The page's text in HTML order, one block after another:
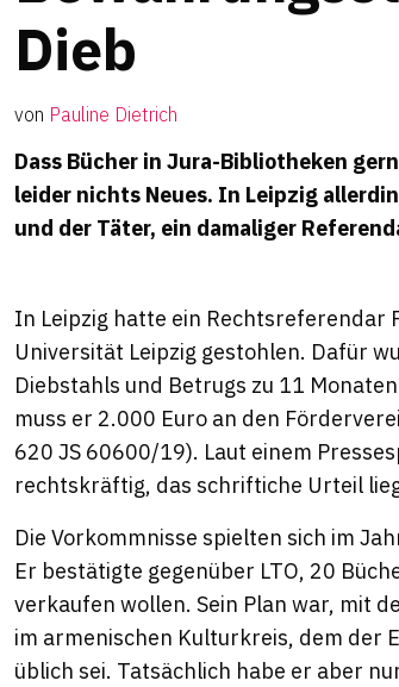
Dieb
von Pauline Dietrich
Dass Bücher in Jura-Bibliotheken
leider nichts Neues. In Leipzig
und der Täter, ein damaliger
In Leipzig hatte ein
Universität Leipzig gestohlen. Dafür
Diebstahls und Betrugs zu 11
muss er 2.000 Euro an den
620 JS 60600/19). Laut einem
rechtskräftig, das schriftiche Urteil
Die Vorkommnisse spielten sich im
Er bestätigte gegenüber LTO, 20
verkaufen wollen. Sein Plan war, mit
im armenischen Kulturkreis, dem der
üblich sei. Tatsächlich habe er aber